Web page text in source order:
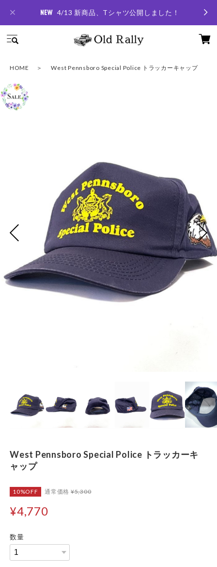
4/13 新商品、Tシャツ公開しました！
HOME West Pennsboro Special Police トラッカーキャップ
West Pennsboro Special Police トラッカーキ
ャップ
10%OFF 通常価格 ¥5,300
¥4,770
数量